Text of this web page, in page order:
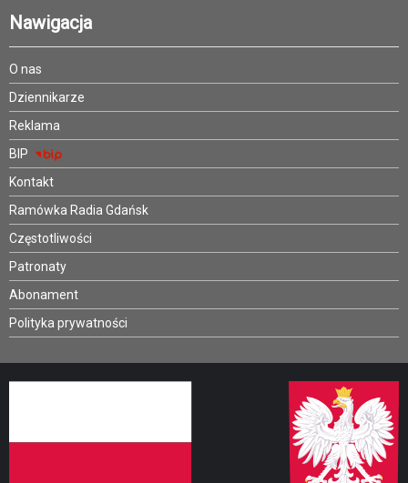
Nawigacja
O nas
Dziennikarze
Reklama
BIP
Kontakt
Ramówka Radia Gdańsk
Częstotliwości
Patronaty
Abonament
Polityka prywatności